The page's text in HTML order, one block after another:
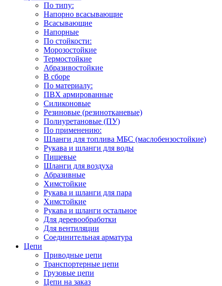
По типу:
Напорно всасывающие
Всасывающие
Напорные
По стойкости:
Морозостойкие
Термостойкие
Абразивостойкие
В сборе
По материалу:
ПВХ армированные
Силиконовые
Резиновые (резинотканевые)
Полиуретановые (ПУ)
По применению:
Шланги для топлива МБС (маслобензостойкие)
Рукава и шланги для воды
Пищевые
Шланги для воздуха
Абразивные
Химстойкие
Рукава и шланги для пара
Химстойкие
Рукава и шланги остальное
Для деревообработки
Для вентиляции
Соединительная арматура
Цепи
Приводные цепи
Транспортерные цепи
Грузовые цепи
Цепи на заказ